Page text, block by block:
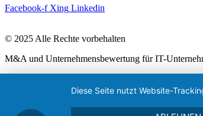
Facebook-f Xing Linkedin
© 2025 Alle Rechte vorbehalten
M&A und Unternehmensbewertung für IT-
Diese Seite nutzt Website-